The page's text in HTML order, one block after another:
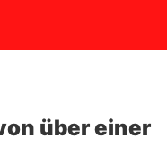
über einer